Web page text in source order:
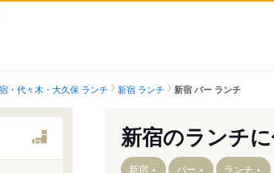
・代々木・大久保 ランチ 新宿 ランチ 新宿 バー ランチ
新宿のランチ
新宿 バー ランチ